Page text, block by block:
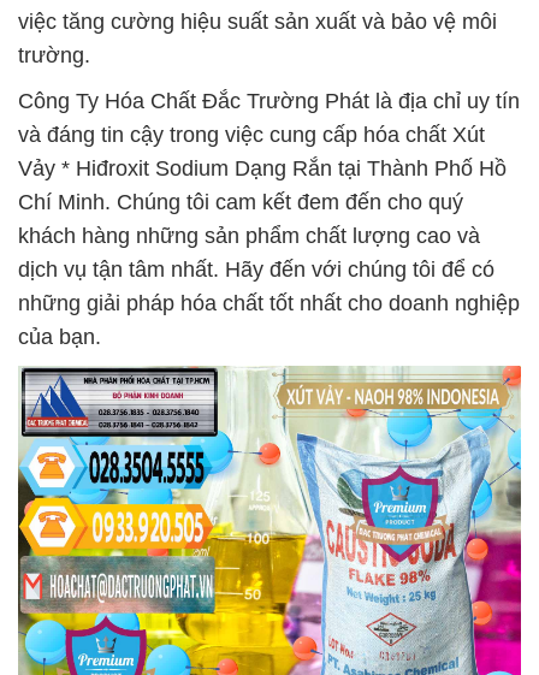
việc tăng cường hiệu suất sản xuất và bảo vệ môi
trường.
Công Ty Hóa Chất Đắc Trường Phát là địa chỉ uy tín
và đáng tin cậy trong việc cung cấp hóa chất Xút
Vảy * Hiđroxit Sodium Dạng Rắn tại Thành Phố Hồ
Chí Minh. Chúng tôi cam kết đem đến cho quý
khách hàng những sản phẩm chất lượng cao và
dịch vụ tận tâm nhất. Hãy đến với chúng tôi để có
những giải pháp hóa chất tốt nhất cho doanh nghiệp
của bạn.